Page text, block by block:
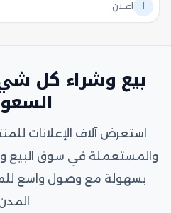
اعلان
بيع وشراء كل
استعرض آلاف الإعلانات
والمستعملة في سوق البيع
بسهولة مع وصول واسع